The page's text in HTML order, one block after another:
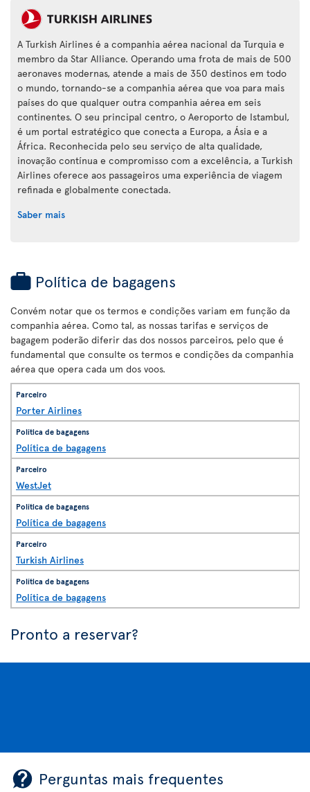
A Turkish Airlines é a companhia aérea nacional da Turquia e
membro da Star Alliance. Operando uma frota de mais de 500
aeronaves modernas, atende a mais de 350 destinos em todo
o mundo, tornando-se a companhia aérea que voa para mais
países do que qualquer outra companhia aérea em seis
continentes. O seu principal centro, o Aeroporto de Istambul,
é um portal estratégico que conecta a Europa, a Ásia e a
África. Reconhecida pelo seu serviço de alta qualidade,
inovação contínua e compromisso com a excelência, a Turkish
Airlines oferece aos passageiros uma experiência de viagem
refinada e globalmente conectada.
Saber mais
Política de bagagens
Convém notar que os termos e condições variam em função da
companhia aérea. Como tal, as nossas tarifas e serviços de
bagagem poderão diferir das dos nossos parceiros, pelo que é
fundamental que consulte os termos e condições da companhia
aérea que opera cada um dos voos.
Porter Airlines
Política de bagagens
WestJet
Política de bagagens
Turkish Airlines
Política de bagagens
Pronto a reservar?
Perguntas mais frequentes